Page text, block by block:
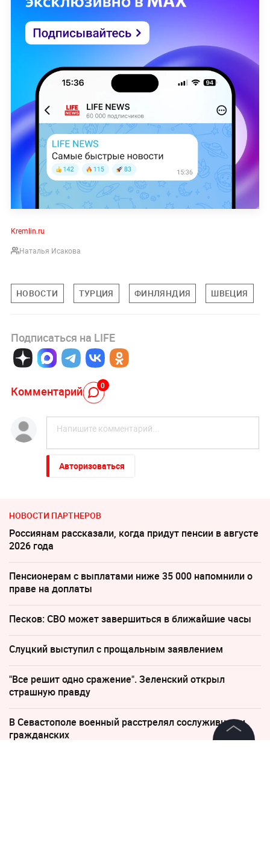
Kremlin.ru
Наталья Исакова
НОВОСТИ ТУРЦИЯ ФИНЛЯНДИЯ ШВЕЦИЯ
Подписаться на LIFE
Комментарий 0
Авторизоваться
НОВОСТИ ПАРТНЕРОВ
Россиянам рассказали, когда придут пенсии в августе
2026 года
Пенсионерам с выплатами ниже 35 000 напомнили о
праве на доплаты
Песков: СВО может завершиться в ближайшие часы
Слуцкий выступил с прощальным заявлением
"Все решит одно сражение". Зеленский открыл
страшную правду
В Севастополе военный расстрелял сослуживцев и
гражданских